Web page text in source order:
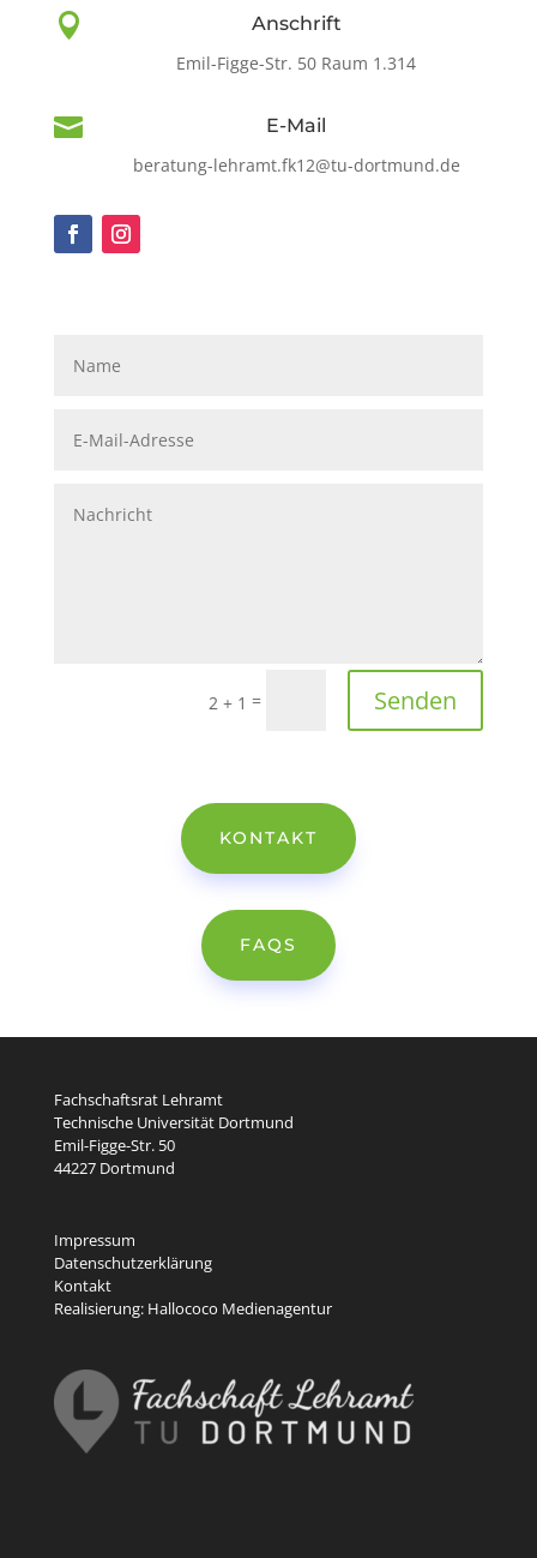

Anschrift
Emil-Figge-Str. 50 Raum 1.314

E-Mail
beratung-lehramt.fk12@tu-dortmund.de
2 + 1 = Senden
KONTAKT
FAQS
Fachschaftsrat Lehramt
Technische Universität Dortmund
Emil-Figge-Str. 50
44227 Dortmund
Impressum
Datenschutzerklärung
Kontakt
Realisierung: Hallococo Medienagentur